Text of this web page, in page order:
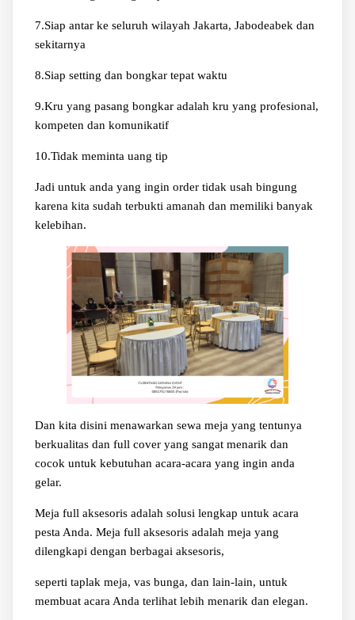
7.Siap antar ke seluruh wilayah Jakarta, Jabodeabek dan
sekitarnya
8.Siap setting dan bongkar tepat waktu
9.Kru yang pasang bongkar adalah kru yang profesional,
kompeten dan komunikatif
10.Tidak meminta uang tip
Jadi untuk anda yang ingin order tidak usah bingung
karena kita sudah terbukti amanah dan memiliki banyak
kelebihan.
Dan kita disini menawarkan sewa meja yang tentunya
berkualitas dan full cover yang sangat menarik dan
cocok untuk kebutuhan acara-acara yang ingin anda
gelar.
Meja full aksesoris adalah solusi lengkap untuk acara
pesta Anda. Meja full aksesoris adalah meja yang
dilengkapi dengan berbagai aksesoris,
seperti taplak meja, vas bunga, dan lain-lain, untuk
membuat acara Anda terlihat lebih menarik dan elegan.